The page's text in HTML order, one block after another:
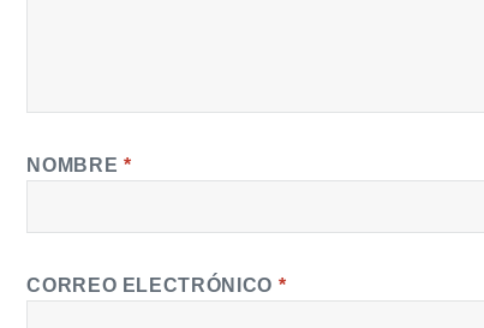
NOMBRE *
CORREO ELECTRÓNICO *